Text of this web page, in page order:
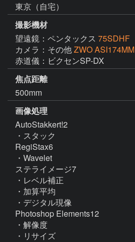
東京（自宅）
撮影機材
望遠鏡：ペンタックス 75SDHF
カメラ：その他ZWO ASI174MM
赤道儀：ビクセンSP-DX
焦点距離
500mm
画像処理
AutoStakkert!2
・スタック
RegiStax6
・Wavelet
ステライメージ7
・レベル補正
・加算平均
・デジタル現像
Photoshop Elements12
・解像度
・リサイズ